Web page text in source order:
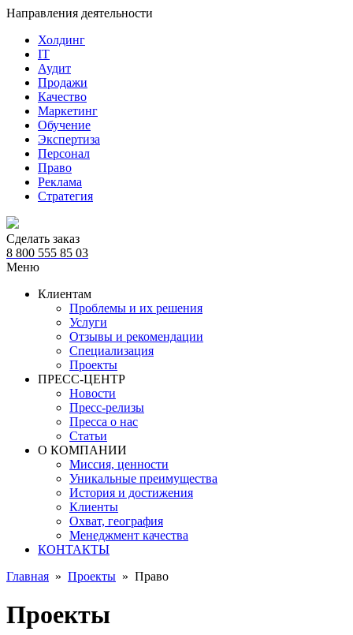
Направления деятельности
Холдинг
IT
Аудит
Продажи
Качество
Маркетинг
Обучение
Экспертиза
Персонал
Право
Реклама
Стратегия
Сделать заказ
8 800 555 85 03
Меню
Клиентам
Проблемы и их решения
Услуги
Отзывы и рекомендации
Специализация
Проекты
ПРЕСС-ЦЕНТР
Новости
Пресс-релизы
Пресса о нас
Статьи
О КОМПАНИИ
Миссия, ценности
Уникальные преимущества
История и достижения
Клиенты
Охват, география
Менеджмент качества
КОНТАКТЫ
Главная » Проекты » Право
Проекты